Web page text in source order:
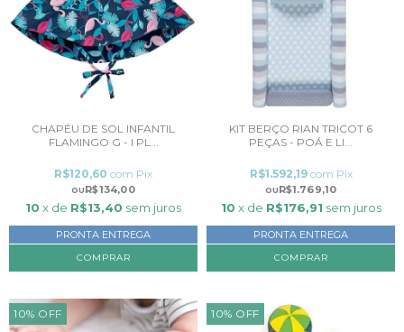
CHAPÉU DE SOL INFANTIL
FLAMINGO G - I PL...
R$134,00
R$120,60 com Pix
10 x de R$13,40 sem juros
PRONTA ENTREGA
KIT BERÇO RIAN TRICOT 6
PEÇAS - POÁ E LI...
R$1.769,10
R$1.592,19 com Pix
10 x de R$176,91 sem juros
PRONTA ENTREGA
10% OFF 10% OFF